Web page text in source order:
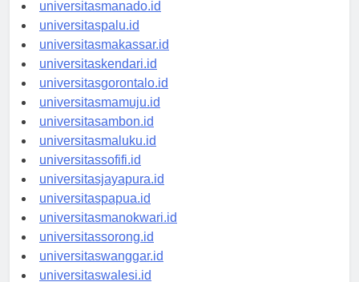
universitasmanado.id
universitaspalu.id
universitasmakassar.id
universitaskendari.id
universitasgorontalo.id
universitasmamuju.id
universitasambon.id
universitasmaluku.id
universitassofifi.id
universitasjayapura.id
universitaspapua.id
universitasmanokwari.id
universitassorong.id
universitaswanggar.id